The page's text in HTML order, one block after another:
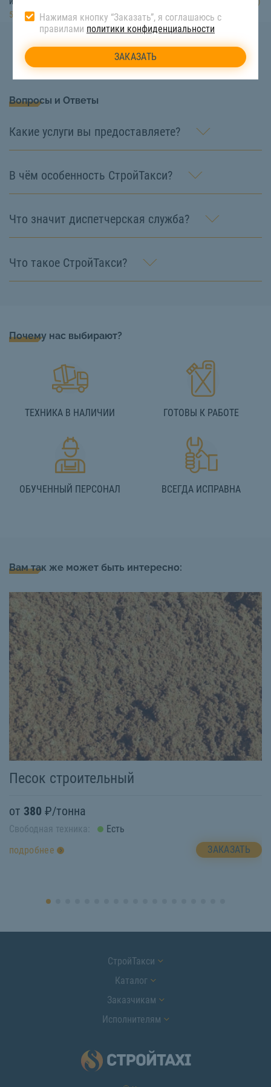
517-40-66
Вопросы и Ответы
Какие услуги вы предоставляете?
В чём особенность СтройТакси?
Что значит диспетчерская служба?
Что такое СтройТакси?
Почему нас выбирают?
ТЕХНИКА В НАЛИЧИИ ГОТОВЫ К РАБОТЕ
ОБУЧЕННЫЙ ПЕРСОНАЛ ВСЕГДА ИСПРАВНА
Вам так же может быть интересно:
Песок строительный
от 380 ₽/тонна
Свободная техника:
Есть
подробнее
ЗАКАЗАТЬ
СтройТакси
Каталог
Заказчикам
Исполнителям
Нажимая кнопку “Заказать”, я соглашаюсь с
правилами политики конфиденциальности